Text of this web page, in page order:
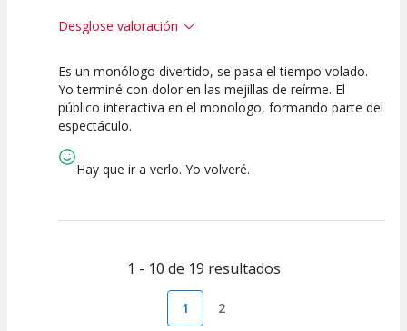
Desglose valoración
10
Calidad del
Espectáculo
10
Puesta en
10
Interpretación
Es un monólogo divertido, se pasa el tiempo volado.
Yo terminé con dolor en las mejillas de reírme. El
público interactiva en el monologo, formando parte del
espectáculo.
Hay que ir a verlo. Yo volveré.
1 - 10 de 19 resultados
1 2